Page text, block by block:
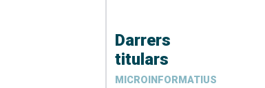
Darrers
titulars
MICROINFORMATIUS